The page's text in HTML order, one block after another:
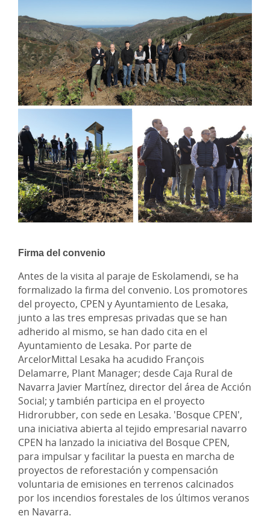
Firma del convenio
Antes de la visita al paraje de Eskolamendi, se ha
formalizado la firma del convenio. Los promotores
del proyecto, CPEN y Ayuntamiento de Lesaka,
junto a las tres empresas privadas que se han
adherido al mismo, se han dado cita en el
Ayuntamiento de Lesaka. Por parte de
ArcelorMittal Lesaka ha acudido François
Delamarre, Plant Manager; desde Caja Rural de
Navarra Javier Martínez, director del área de Acción
Social; y también participa en el proyecto
Hidrorubber, con sede en Lesaka. 'Bosque CPEN',
una iniciativa abierta al tejido empresarial navarro
CPEN ha lanzado la iniciativa del Bosque CPEN,
para impulsar y facilitar la puesta en marcha de
proyectos de reforestación y compensación
voluntaria de emisiones en terrenos calcinados
por los incendios forestales de los últimos veranos
en Navarra.